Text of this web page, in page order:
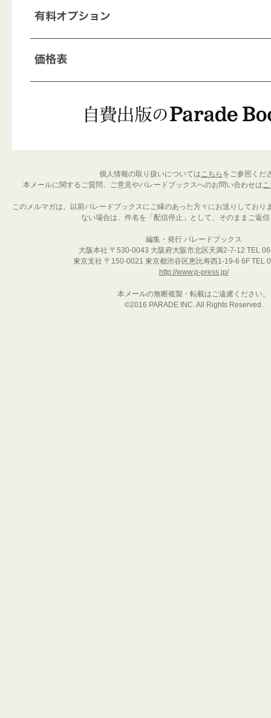
個人情報の取り扱いについてはこちら をご参照くだ
本メールに関するご質問、ご意見やパレードブックスへのお問い合わせは
このメルマガは、以前パレードブックスにご縁のあった方々にお送りしており
ない場合は、件名を「配信停止」として、そのままご返
編集・発行 パレードブックス
大阪本社 〒530-0043 大阪府大阪市北区天満2-7-12 TEL
東京支社 〒150-0021 東京都渋谷区恵比寿西1-19-6 6F TEL
http://www.p-press.jp/
本メールの無断複製・転載はご遠慮ください。
©2016 PARADE INC. All Rights Reserved.